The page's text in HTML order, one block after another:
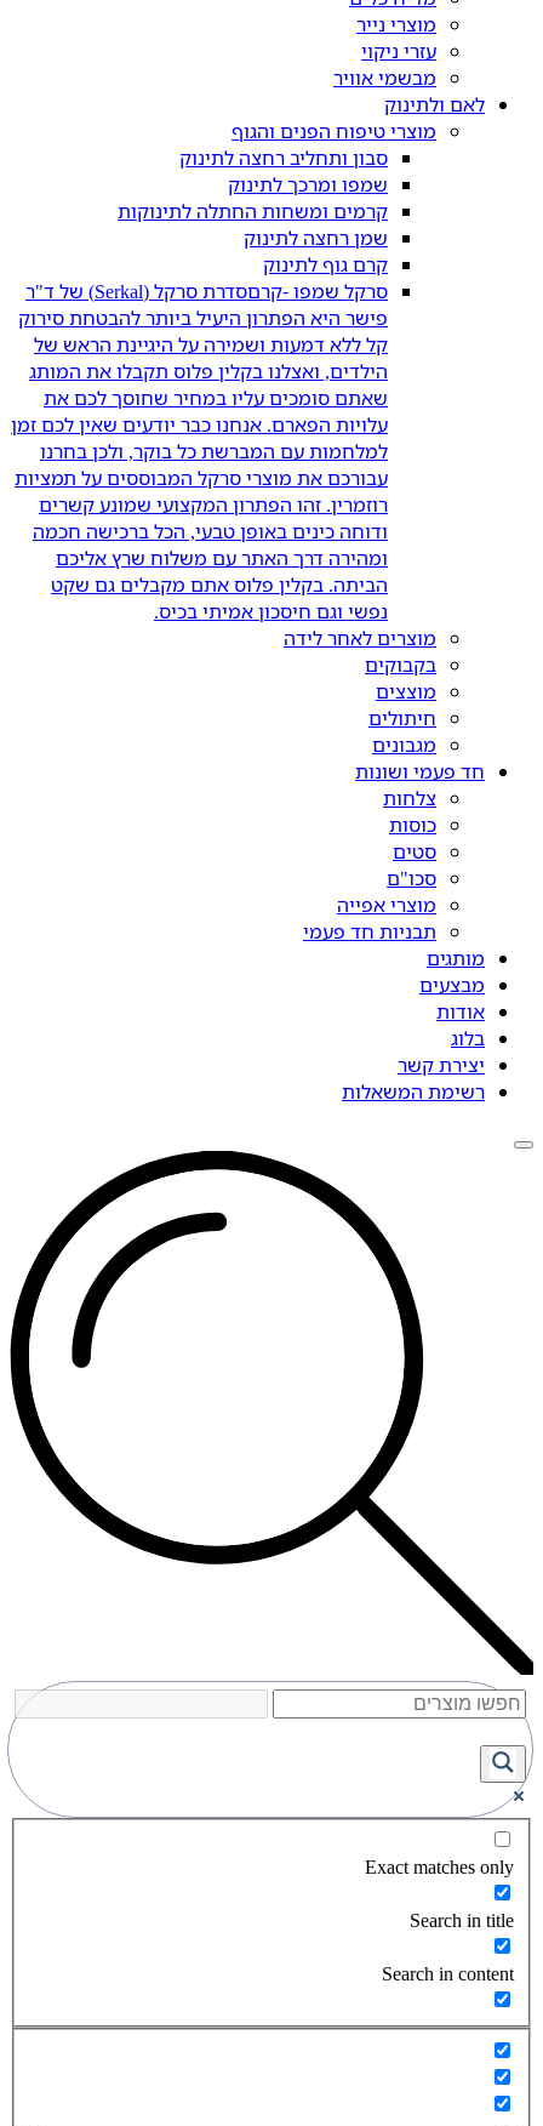
מוצרי נייר
עזרי ניקוי
מבשמי אוויר
לאם ולתינוק
מוצרי טיפוח הפנים והגוף
סבון ותחליב רחצה לתינוק
שמפו ומרכך לתינוק
קרמים ומשחות החתלה לתינוקות
שמן רחצה לתינוק
קרם גוף לתינוק
סרקל שמפו -קרם
סדרת סרקל (Serkal) של ד"ר
פישר היא הפתרון היעיל ביותר להבטחת סירוק
קל ללא דמעות ושמירה על היגיינת הראש של
הילדים, ואצלנו בקלין פלוס תקבלו את המותג
שאתם סומכים עליו במחיר שחוסך לכם את
עלויות הפארם. אנחנו כבר יודעים שאין לכם זמן
למלחמות עם המברשת כל בוקר, ולכן בחרנו
עבורכם את מוצרי סרקל המבוססים על תמציות
רוזמרין. זהו הפתרון המקצועי שמונע קשרים
ודוחה כינים באופן טבעי, הכל ברכישה חכמה
ומהירה דרך האתר עם משלוח שרץ אליכם
הביתה. בקלין פלוס אתם מקבלים גם שקט
נפשי וגם חיסכון אמיתי בכיס.
מוצרים לאחר לידה
בקבוקים
מוצצים
חיתולים
מגבונים
חד פעמי ושונות
צלחות
כוסות
סטים
סכו"ם
מוצרי אפייה
תבניות חד פעמי
מותגים
מבצעים
אודות
בלוג
יצירת קשר
רשימת המשאלות
Exact matches only
Search in title
Search in content